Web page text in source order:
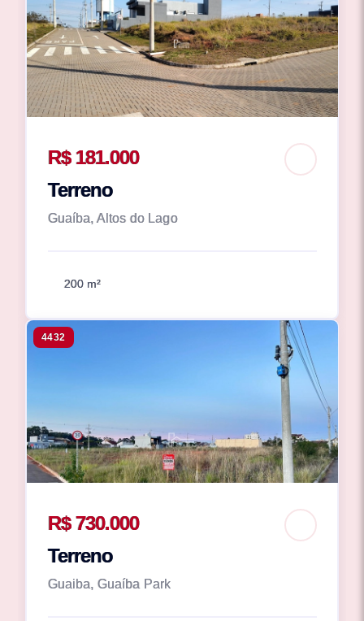
R$ 181.000
Terreno
Guaíba, Altos do Lago
200 m²
4432
R$ 730.000
Terreno
Guaiba, Guaíba Park